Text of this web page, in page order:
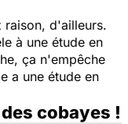
raison, d'ailleurs.
à une étude en
ça n'empêche
a une étude en
cobayes !